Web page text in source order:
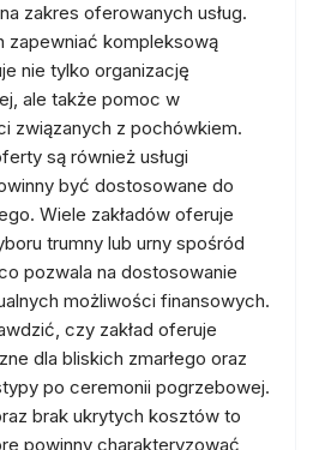
zakres oferowanych usług.
zapewniać kompleksową
nie tylko organizację
ale także pomoc w
związanych z pochówkiem.
są również usługi
być dostosowane do
Wiele zakładów oferuje
trumny lub urny spośród
pozwala na dostosowanie
możliwości finansowych.
czy zakład oferuje
dla bliskich zmarłego oraz
po ceremonii pogrzebowej.
brak ukrytych kosztów to
powinny charakteryzować